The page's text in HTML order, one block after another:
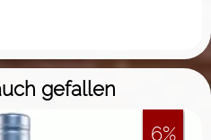
gefallen
6%